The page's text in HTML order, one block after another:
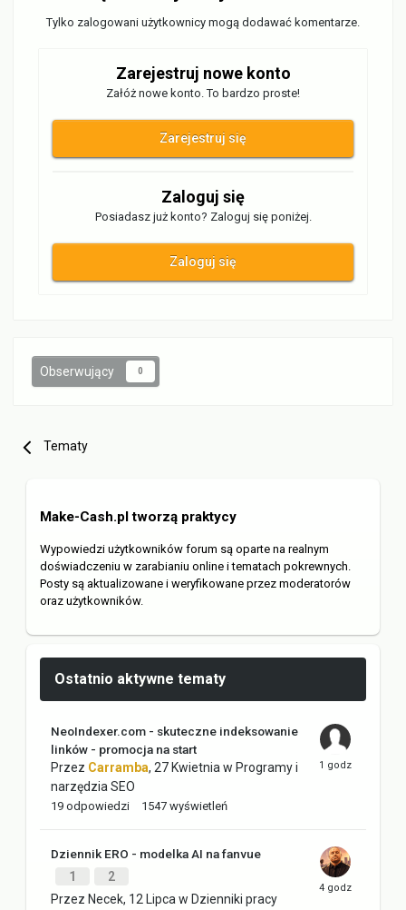
Tylko zalogowani użytkownicy mogą dodawać komentarze.
Zarejestruj nowe konto
Załóż nowe konto. To bardzo proste!
Zarejestruj się
Zaloguj się
Posiadasz już konto? Zaloguj się poniżej.
Zaloguj się
Obserwujący 0
Tematy
Make-Cash.pl tworzą praktycy
Wypowiedzi użytkowników forum są oparte na realnym
doświadczeniu w zarabianiu online i tematach pokrewnych.
Posty są aktualizowane i weryfikowane przez moderatorów
oraz użytkowników.
Ostatnio aktywne tematy
NeoIndexer.com - skuteczne indeksowanie
linków - promocja na start
Przez Carramba, 27 Kwietnia w Programy i
narzędzia SEO
19 odpowiedzi 1547 wyświetleń
Dziennik ERO - modelka AI na fanvue
1
2
Przez Necek, 12 Lipca w Dzienniki pracy